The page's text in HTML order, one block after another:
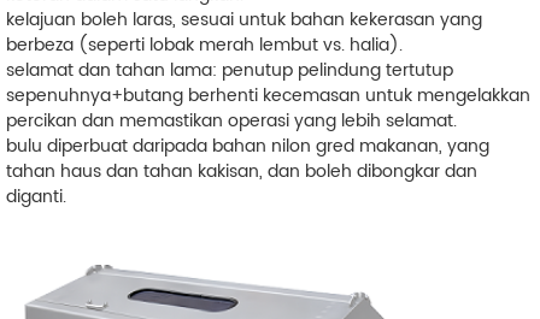
kelajuan boleh laras, sesuai untuk bahan kekerasan yang
berbeza (seperti lobak merah lembut vs. halia).
selamat dan tahan lama: penutup pelindung tertutup
sepenuhnya+butang berhenti kecemasan untuk mengelakkan
percikan dan memastikan operasi yang lebih selamat.
bulu diperbuat daripada bahan nilon gred makanan, yang
tahan haus dan tahan kakisan, dan boleh dibongkar dan
diganti.